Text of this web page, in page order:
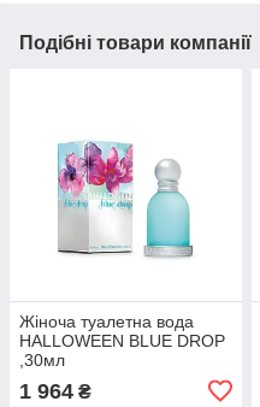
Подібні товари компанії
Жіноча туалетна вода
HALLOWEEN BLUE DROP
,30мл
1 964 ₴